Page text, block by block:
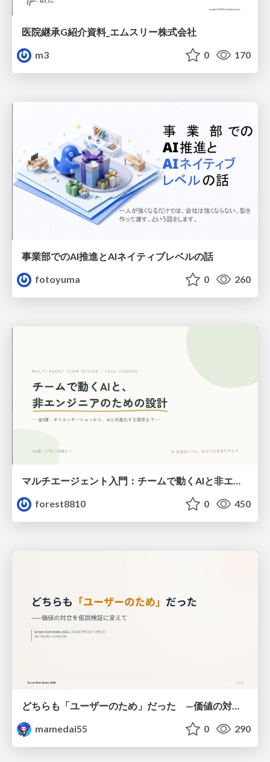
医院継承G紹介資料_エムスリー株式会社
m3
0 170
事業部でのAI推進とAIネイティブレベルの話
fotoyuma
0 260
マルチエージェント入門：チームで動くAIと非エンジニアのための設計（Claude Code）
forest8810
0 450
mamedai55
0 290